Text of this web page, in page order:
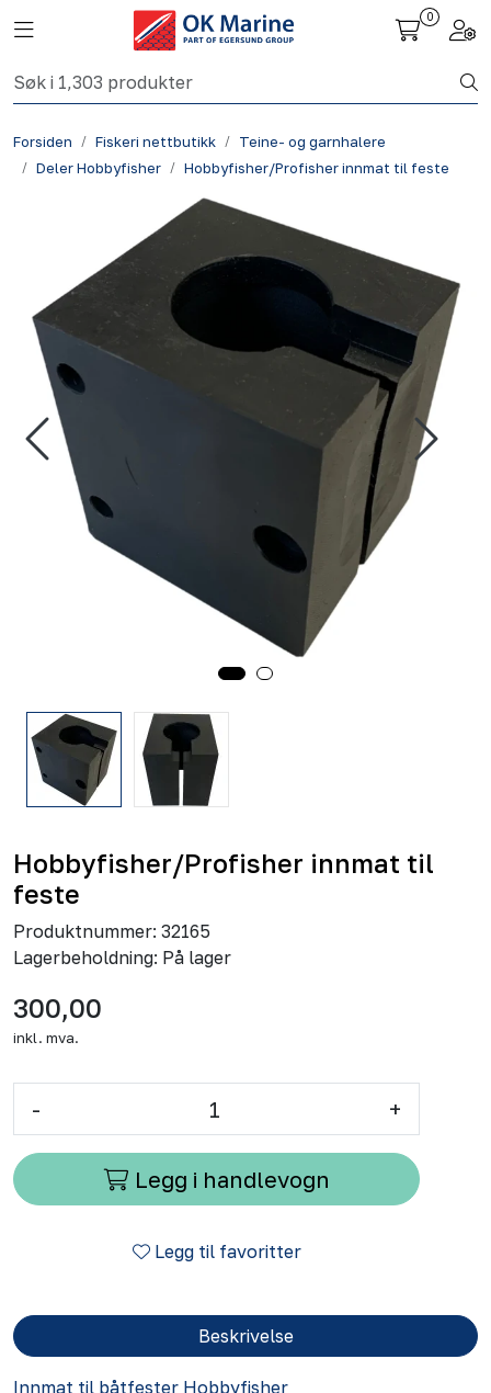
Skip to main content
Toggle navigation
0
Forsiden Fiskeri nettbutikk
Teine- og garnhalere
Deler Hobbyfisher
Hobbyfisher/Profisher innmat til feste
Hobbyfisher/Profisher innmat til
feste
Produktnummer: 32165
Lagerbeholdning: På lager
300,00
inkl. mva.
- +
Legg i handlevogn
Legg til favoritter
Beskrivelse
Innmat til båtfester Hobbyfisher
Fiskeri nettbutikk
Havbruk
Kontakt